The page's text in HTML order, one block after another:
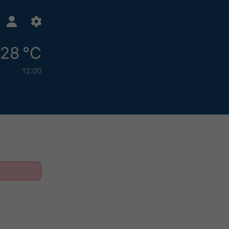
28 °C
12:00